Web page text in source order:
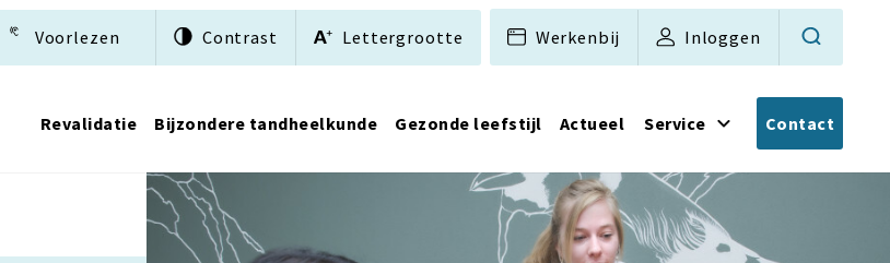
Voorlezen Contrast Lettergrootte Werkenbij Inloggen
Revalidatie Bijzondere tandheelkunde Gezonde leefstijl Actueel Service Contact